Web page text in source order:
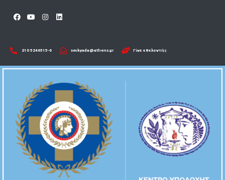
210 5246515-6​ seckyada@athens.gr Γίνε εθελοντής